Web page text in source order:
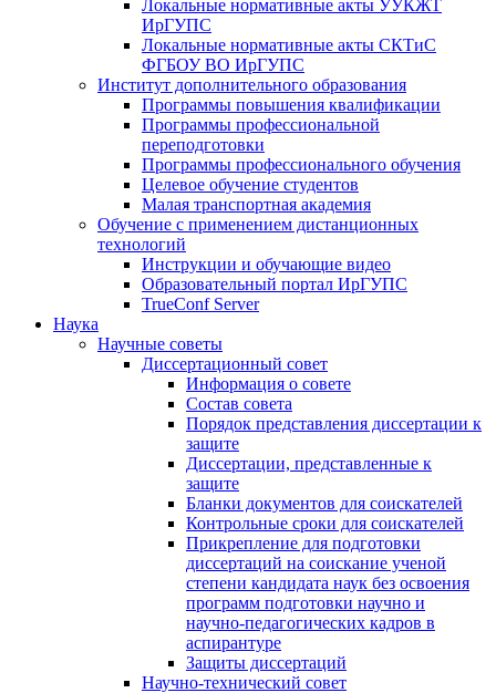
Локальные нормативные акты УУКЖТ
ИрГУПС
Локальные нормативные акты СКТиС
ФГБОУ ВО ИрГУПС
Институт дополнительного образования
Программы повышения квалификации
Программы профессиональной
переподготовки
Программы профессионального обучения
Целевое обучение студентов
Малая транспортная академия
Обучение с применением дистанционных
технологий
Инструкции и обучающие видео
Образовательный портал ИрГУПС
TrueConf Server
Наука
Научные советы
Диссертационный совет
Информация о совете
Состав совета
Порядок представления диссертации к
защите
Диссертации, представленные к
защите
Бланки документов для соискателей
Контрольные сроки для соискателей
Прикрепление для подготовки
диссертаций на соискание ученой
степени кандидата наук без освоения
программ подготовки научно и
научно-педагогических кадров в
аспирантуре
Защиты диссертаций
Научно-технический совет